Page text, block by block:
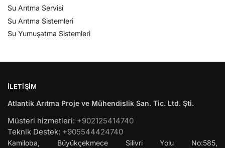
Su Arıtma Servisi
Su Arıtma Sistemleri
Su Yumuşatma Sistemleri
İLETIŞIM
Atlantik Arıtma Proje ve Mühendislik San. Tic. Ltd. Şti.
Müsteri hizmetleri: +902125414740
Teknik Destek: +905544424740
Kamiloba, Büyükçekmece Silivri Yolu No:585,